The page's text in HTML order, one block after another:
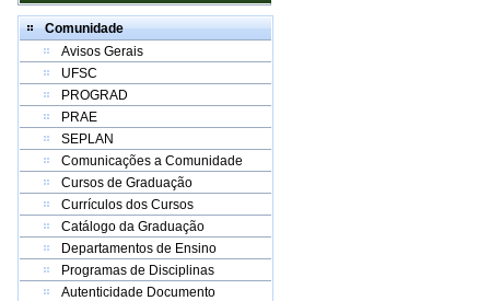
Comunidade
Avisos Gerais
UFSC
PROGRAD
PRAE
SEPLAN
Comunicações a Comunidade
Cursos de Graduação
Currículos dos Cursos
Catálogo da Graduação
Departamentos de Ensino
Programas de Disciplinas
Autenticidade Documento